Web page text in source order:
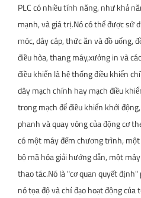
PLC có nhiều tính năng, như khả
mạnh, và giá trị.Nó có thể được sử
móc, dây cáp, thức ăn và đồ uống,
điều hòa, thang máy,xưởng in và
điều khiển là hệ thống điều khiển
dây mạch chính hay mạch điều
trong mạch để điều khiển khởi
phanh và quay vòng của động cơ
có một máy đếm chương trình,
bộ mã hóa giải hướng dẫn, một
thao tác.Nó là "cơ quan quyết
nó tọa độ và chỉ đạo hoạt động